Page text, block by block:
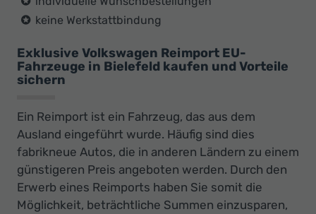
keine Werkstattbindung
Exklusive Volkswagen Reimport EU-
Fahrzeuge in Bielefeld kaufen und Vorteile
sichern
Ein Reimport ist ein Fahrzeug, das aus dem
Ausland eingeführt wurde. Häufig sind dies
fabrikneue Autos, die in anderen Ländern zu einem
günstigeren Preis angeboten werden. Durch den
Erwerb eines Reimports haben Sie somit die
Möglichkeit, beträchtliche Summen einzusparen,